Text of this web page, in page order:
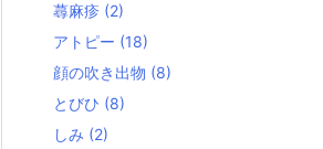
蕁麻疹 (2)
アトピー (18)
顔の吹き出物 (8)
とびひ (8)
しみ (2)